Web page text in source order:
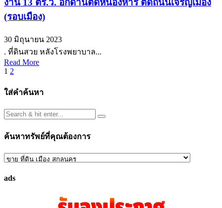
งาน 13 ตร.ว. อีกด้านติดหนองหาร ติดถนนเจริญเมือง
(รอบเมือง)
30 มิถุนายน 2023
. ที่ดินสวย หลังโรงพยาบาล...
Read More
Posts
pagination
1 2
ใส่คำค้นหา
ค้นหาทรัพย์ที่คุณต้องการ
ค้นหา
ที่
ads